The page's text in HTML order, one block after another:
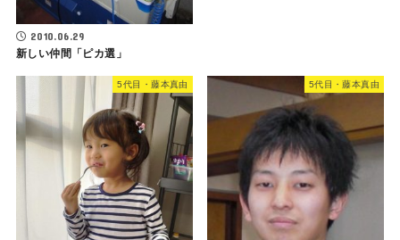
2010.06.29
新しい仲間「ピカ選」
5代目・藤本真由 5代目・藤本真由